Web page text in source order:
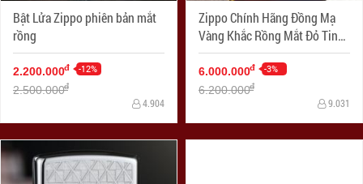
Bật Lửa Zippo phiên bản mắt
rồng
2.200.000đ -12%
2.500.000đ
4.904
Zippo Chính Hãng Đồng Mạ
Vàng Khắc Rồng Mắt Đỏ Tinh
Xảo Vỏ Dày Armor
6.000.000đ -3%
6.200.000đ
9.031